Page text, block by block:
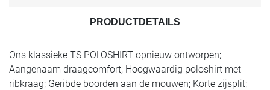
PRODUCTDETAILS
Ons klassieke TS POLOSHIRT opnieuw ontworpen;
Aangenaam draagcomfort; Hoogwaardig poloshirt met
ribkraag; Geribde boorden aan de mouwen; Korte zijsplit;